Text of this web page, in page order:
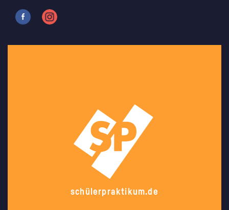
schülerpraktikum.de